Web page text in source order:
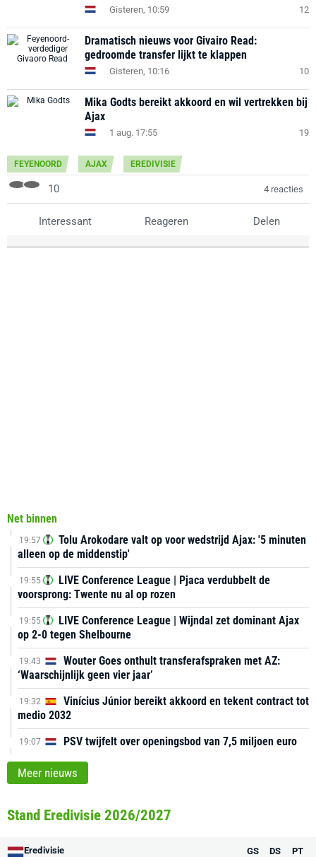
Gisteren, 10:59 12
Dramatisch nieuws voor Givairo Read:
gedroomde transfer lijkt te klappen
Gisteren, 10:16 10
Mika Godts bereikt akkoord en wil vertrekken bij
Ajax
1 aug. 17:55 19
FEYENOORD AJAX EREDIVISIE
10 4 reacties
Interessant Reageren Delen
Net binnen
19:57
Tolu Arokodare valt op voor wedstrijd Ajax: '5 minuten
alleen op de middenstip'
19:55
LIVE Conference League | Pjaca verdubbelt de
voorsprong: Twente nu al op rozen
19:55
LIVE Conference League | Wijndal zet dominant Ajax
op 2-0 tegen Shelbourne
19:43
Wouter Goes onthult transferafspraken met AZ:
‘Waarschijnlijk geen vier jaar’
19:32
Vinícius Júnior bereikt akkoord en tekent contract tot
medio 2032
19:07 PSV twijfelt over openingsbod van 7,5 miljoen euro
Meer nieuws
Stand Eredivisie 2026/2027
Eredivisie GS DS PT